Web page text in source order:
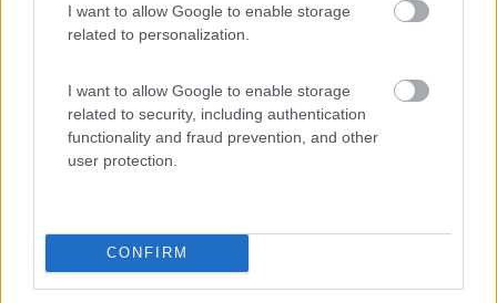
I want to allow Google to enable storage
related to personalization.
I want to allow Google to enable storage
related to security, including authentication
functionality and fraud prevention, and other
user protection.
CONFIRM